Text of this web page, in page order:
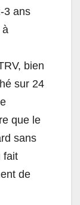
3 ans
bien
sur 24
que le
sans
fait
de